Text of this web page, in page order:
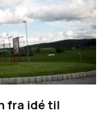
fra idé til